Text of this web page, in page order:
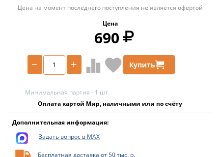
Цена на момент последнего поступления не является офертой
Цена
690
+
− Купить
Минимальная партия - 1 шт.
Оплата картой Мир, наличными или по счёту
Дополнительная информация:
Задать вопрос в MAX
Бесплатная доставка от 50 тыс. р.